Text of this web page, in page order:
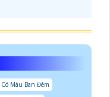
Màu Ban Đêm